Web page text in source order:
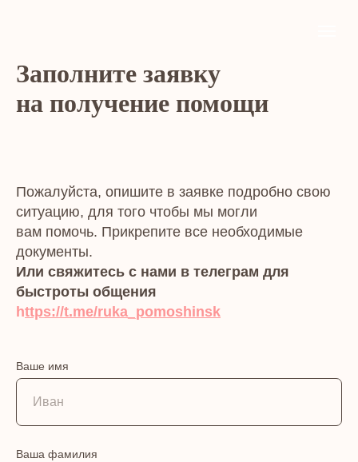
Заполните заявку
на получение помощи
Пожалуйста, опишите в заявке подробно свою
ситуацию, для того чтобы мы могли
вам помочь. Прикрепите все необходимые
документы.
Или свяжитесь с нами в телеграм для
быстроты общения
https://t.me/ruka_pomoshinsk
Ваше имя
Ваша фамилия